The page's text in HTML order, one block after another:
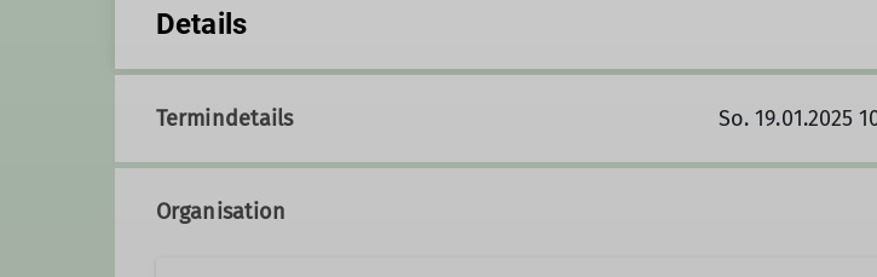
Details
Termindetails So. 19.01.2025
Organisation